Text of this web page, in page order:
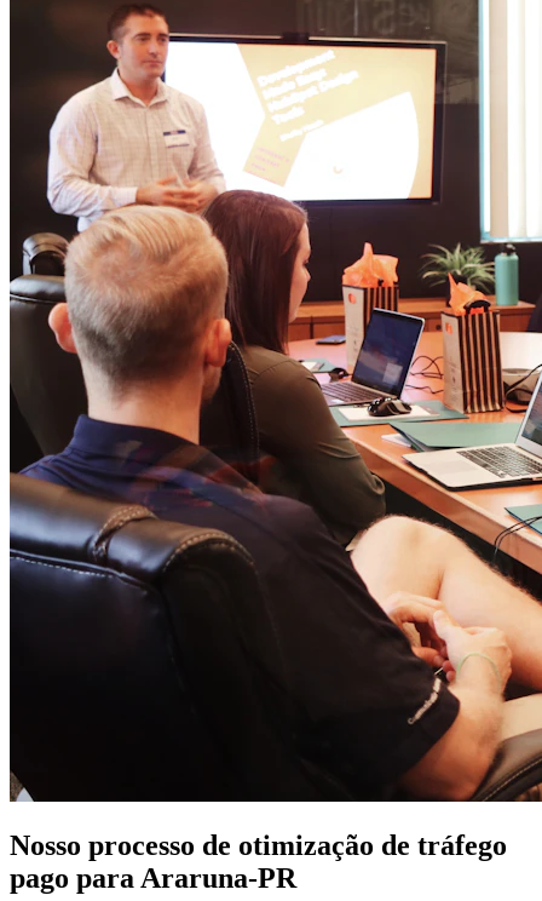
Nosso processo de otimização de tráfego
pago para Araruna-PR